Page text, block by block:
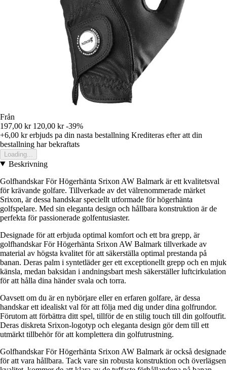
Från
197,00 kr 120,00 kr -39%
+6,00 krerbjuds pa din nasta bestallning Krediteras efter att din
bestallning har bekraftats
Loading...
Beskrivning
Golfhandskar För Högerhänta Srixon AW Balmark är ett kvalitetsval
för krävande golfare. Tillverkade av det välrenommerade märket
Srixon, är dessa handskar speciellt utformade för högerhänta
golfspelare. Med sin eleganta design och hållbara konstruktion är de
perfekta för passionerade golfentusiaster.
Designade för att erbjuda optimal komfort och ett bra grepp, är
golfhandskar För Högerhänta Srixon AW Balmark tillverkade av
material av högsta kvalitet för att säkerställa optimal prestanda på
banan. Deras palm i syntetläder ger ett exceptionellt grepp och en mjuk
känsla, medan baksidan i andningsbart mesh säkerställer luftcirkulation
för att hålla dina händer svala och torra.
Oavsett om du är en nybörjare eller en erfaren golfare, är dessa
handskar ett idealiskt val för att följa med dig under dina golfrundor.
Förutom att förbättra ditt spel, tillför de en stilig touch till din golfoutfit.
Deras diskreta Srixon-logotyp och eleganta design gör dem till ett
utmärkt tillbehör för att komplettera din golfutrustning.
Golfhandskar För Högerhänta Srixon AW Balmark är också designade
för att vara hållbara. Tack vare sin robusta konstruktion och överlägsen